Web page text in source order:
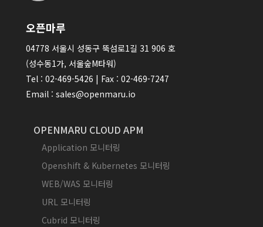
오픈마루
04778 서울시 성동구 뚝섬로1길 31 906 호
(성수동1가, 서울숲M타워)
Tel : 02-469-5426 | Fax : 02-469-7247
Email : sales@openmaru.io
OPENMARU CLOUD APM
Application 모니터링
Openshift & Kubernetes 모니터링
WEB/WAS 모니터링
URL 모니터링
Cubrid 모니터링